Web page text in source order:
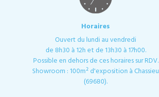
Horaires
Ouvert du lundi au vendredi
de 8h30 à 12h et de 13h30 à 17h00.
Possible en dehors de ces horaires sur RDV.
Showroom : 100m² d'exposition à Chassieu
(69680).